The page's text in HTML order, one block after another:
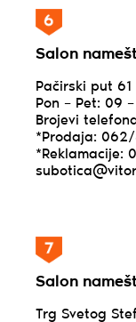
Salon
Pačirski put 61
Pon – Pet: 09
Brojevi
*Prodaja:
*Reklamacije:
Salon
Trg Svetog